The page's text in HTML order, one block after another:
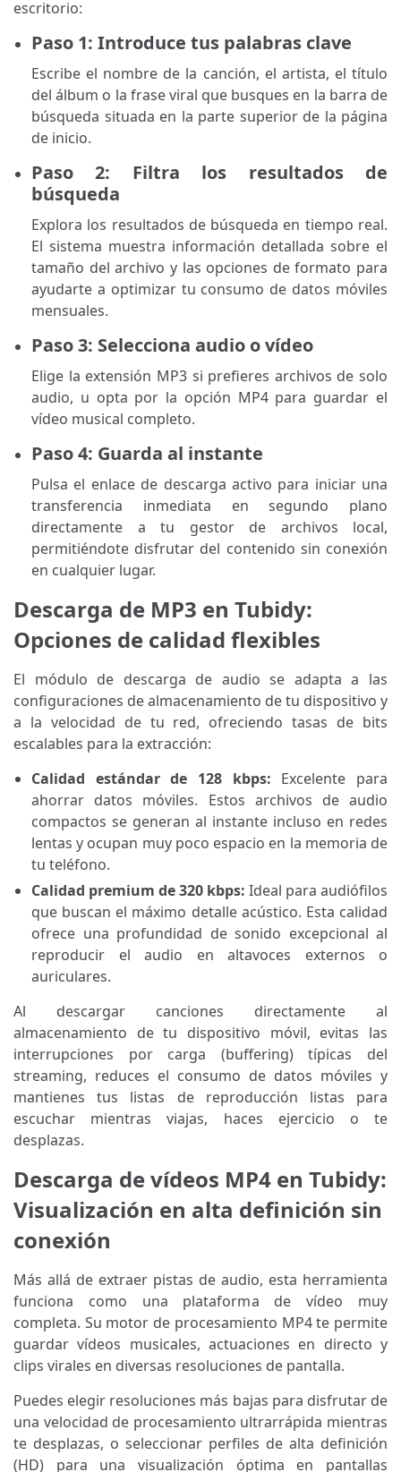
escritorio:
Paso 1: Introduce tus palabras clave
Escribe el nombre de la canción, el artista, el título
del álbum o la frase viral que busques en la barra de
búsqueda situada en la parte superior de la página
de inicio.
Paso 2: Filtra los resultados de
búsqueda
Explora los resultados de búsqueda en tiempo real.
El sistema muestra información detallada sobre el
tamaño del archivo y las opciones de formato para
ayudarte a optimizar tu consumo de datos móviles
mensuales.
Paso 3: Selecciona audio o vídeo
Elige la extensión MP3 si prefieres archivos de solo
audio, u opta por la opción MP4 para guardar el
vídeo musical completo.
Paso 4: Guarda al instante
Pulsa el enlace de descarga activo para iniciar una
transferencia inmediata en segundo plano
directamente a tu gestor de archivos local,
permitiéndote disfrutar del contenido sin conexión
en cualquier lugar.
Descarga de MP3 en Tubidy:
Opciones de calidad flexibles
El módulo de descarga de audio se adapta a las
configuraciones de almacenamiento de tu dispositivo y
a la velocidad de tu red, ofreciendo tasas de bits
escalables para la extracción:
Calidad estándar de 128 kbps: Excelente para
ahorrar datos móviles. Estos archivos de audio
compactos se generan al instante incluso en redes
lentas y ocupan muy poco espacio en la memoria de
tu teléfono.
Calidad premium de 320 kbps: Ideal para audiófilos
que buscan el máximo detalle acústico. Esta calidad
ofrece una profundidad de sonido excepcional al
reproducir el audio en altavoces externos o
auriculares.
Al descargar canciones directamente al
almacenamiento de tu dispositivo móvil, evitas las
interrupciones por carga (buffering) típicas del
streaming, reduces el consumo de datos móviles y
mantienes tus listas de reproducción listas para
escuchar mientras viajas, haces ejercicio o te
desplazas.
Descarga de vídeos MP4 en Tubidy:
Visualización en alta definición sin
conexión
Más allá de extraer pistas de audio, esta herramienta
funciona como una plataforma de vídeo muy
completa. Su motor de procesamiento MP4 te permite
guardar vídeos musicales, actuaciones en directo y
clips virales en diversas resoluciones de pantalla.
Puedes elegir resoluciones más bajas para disfrutar de
una velocidad de procesamiento ultrarrápida mientras
te desplazas, o seleccionar perfiles de alta definición
(HD) para una visualización óptima en pantallas